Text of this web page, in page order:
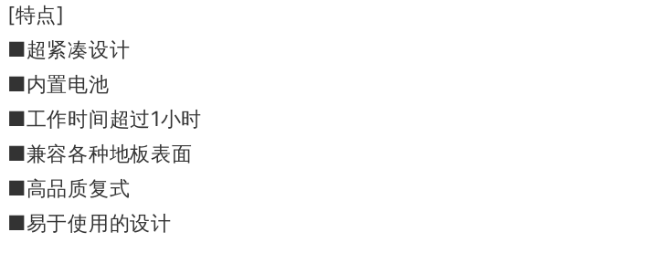
[特点]
■超紧凑设计
■内置电池
■工作时间超过1小时
■兼容各种地板表面
■高品质复式
■易于使用的设计